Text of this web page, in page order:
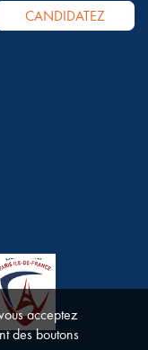
CANDIDATEZ
acceptez
des boutons